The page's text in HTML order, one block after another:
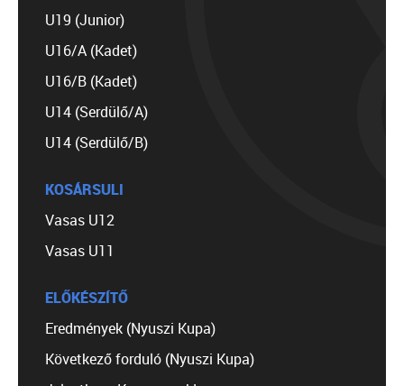
U19 (Junior)
U16/A (Kadet)
U16/B (Kadet)
U14 (Serdülő/A)
U14 (Serdülő/B)
KOSÁRSULI
Vasas U12
Vasas U11
ELŐKÉSZÍTŐ
Eredmények (Nyuszi Kupa)
Következő forduló (Nyuszi Kupa)